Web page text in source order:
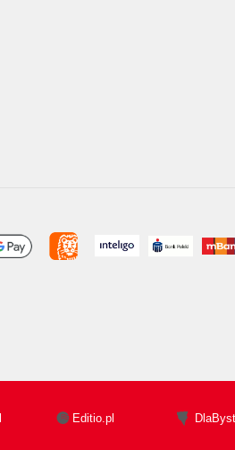
Editio.pl